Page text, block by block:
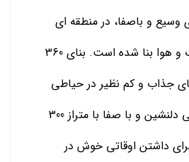
و باصفا، در منطقه ای
دنج و آرام و خوش آب و هوا بنا شده است. بنای 360
جذاب و کم نظیر در حیاطی
زیبا و سرسبز با طراحی دلنشین و با صفا با متراز 300
داشتن اوقاتی خوش در